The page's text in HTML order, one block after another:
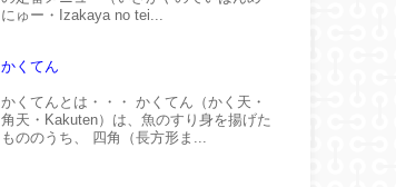
にゅー・Izakaya no tei...
かくてん
かくてんとは・・・ かくてん（かく天・
角天・Kakuten）は、魚のすり身を揚げた
もののうち、 四角（長方形ま...